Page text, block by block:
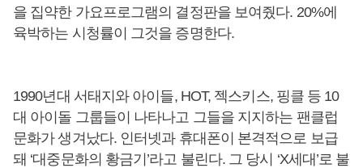
을 집약한 가요프로그램의 결정판을 보여줬다. 20%에
육박하는 시청률이 그것을 증명한다.
1990년대 서태지와 아이들, HOT, 젝스키스, 핑클 등 10
대 아이돌 그룹들이 나타나고 그들을 지지하는 팬클럽
문화가 생겨났다. 인터넷과 휴대폰이 본격적으로 보급
돼 ‘대중문화의 황금기’라고 불린다. 그 당시 ‘X세대’로 불